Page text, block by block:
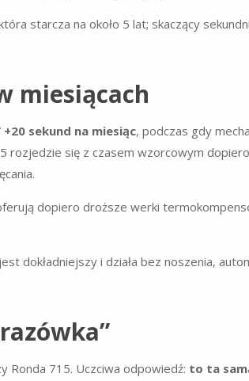
miesiącach
+20 sekund na miesiąc, podczas gdy
rozjedzie się z czasem wzorcowym dopiero
dopiero droższe werki
Ronda 715. Uczciwa odpowiedź: to ta